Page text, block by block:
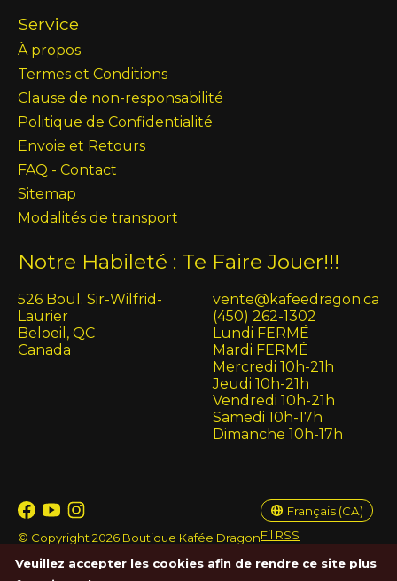
Service
À propos
Termes et Conditions
Clause de non-responsabilité
Politique de Confidentialité
Envoie et Retours
FAQ - Contact
Sitemap
Modalités de transport
Notre Habileté : Te Faire Jouer!!!
526 Boul. Sir-Wilfrid-
Laurier
Beloeil, QC
Canada
vente@kafeedragon.ca
(450) 262-1302
Lundi FERMÉ
Mardi FERMÉ
Mercredi 10h-21h
Jeudi 10h-21h
Vendredi 10h-21h
Samedi 10h-17h
Dimanche 10h-17h
© Copyright 2026 Boutique Kafée DragonFil RSS
Français (CA)
English (US)
Veuillez accepter les cookies afin de rendre ce site plus